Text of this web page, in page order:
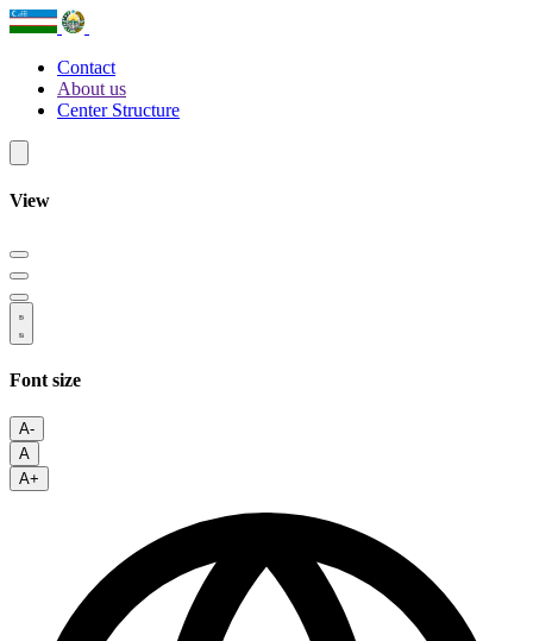
Contact
About us
Center Structure
View
Font size
A-
A
A+